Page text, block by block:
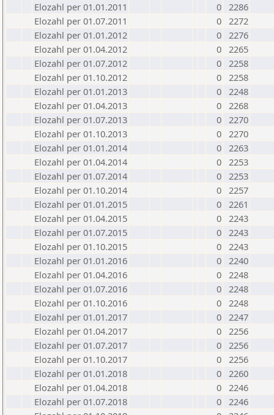
Elozahl per 01.01.2011
0 2286
Elozahl per 01.07.2011
0 2272
Elozahl per 01.01.2012
0 2276
Elozahl per 01.04.2012
0 2265
Elozahl per 01.07.2012
0 2258
Elozahl per 01.10.2012
0 2258
Elozahl per 01.01.2013
0 2248
Elozahl per 01.04.2013
0 2268
Elozahl per 01.07.2013
0 2270
Elozahl per 01.10.2013
0 2270
Elozahl per 01.01.2014
0 2263
Elozahl per 01.04.2014
0 2253
Elozahl per 01.07.2014
0 2253
Elozahl per 01.10.2014
0 2257
Elozahl per 01.01.2015
0 2261
Elozahl per 01.04.2015
0 2243
Elozahl per 01.07.2015
0 2243
Elozahl per 01.10.2015
0 2243
Elozahl per 01.01.2016
0 2240
Elozahl per 01.04.2016
0 2248
Elozahl per 01.07.2016
0 2248
Elozahl per 01.10.2016
0 2248
Elozahl per 01.01.2017
0 2247
Elozahl per 01.04.2017
0 2256
Elozahl per 01.07.2017
0 2256
Elozahl per 01.10.2017
0 2256
Elozahl per 01.01.2018
0 2260
Elozahl per 01.04.2018
0 2246
Elozahl per 01.07.2018
0 2246